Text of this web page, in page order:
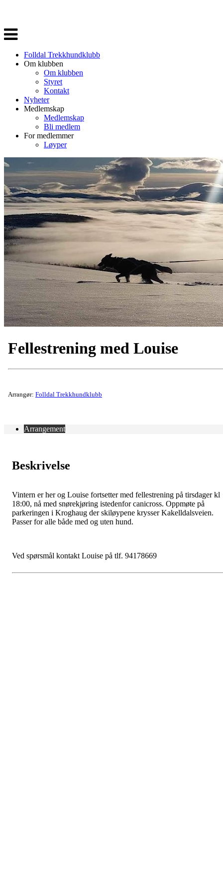
Veksle
navigasjon
Folldal Trekkhundklubb
Om klubben
Om klubben
Styret
Kontakt
Nyheter
Medlemskap
Medlemskap
Bli medlem
For medlemmer
Løyper
Fellestrening med Louise
Arrangør: Folldal Trekkhundklubb
Arrangement
Beskrivelse
Vintern er her og Louise fortsetter med fellestrening på tirsdager kl
18:00, nå med snørekjøring istedenfor canicross. Oppmøte på
parkeringen i Kroghaug der skiløypene krysser Kakelldalsveien.
Passer for alle både med og uten hund.
Ved spørsmål kontakt Louise på tlf. 94178669